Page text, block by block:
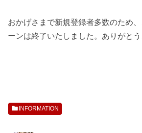
おかげさまで新規登録者多数のため
ーンは終了いたしました。ありがとう
INFORMATION